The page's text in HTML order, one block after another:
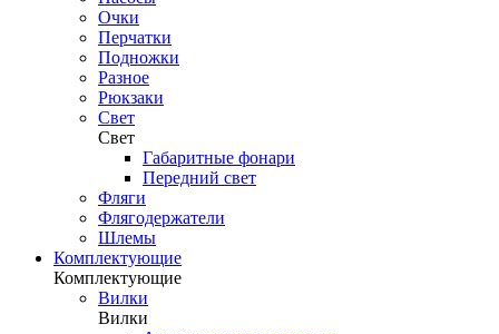
Очки
Перчатки
Подножки
Разное
Рюкзаки
Свет
Свет
Габаритные фонари
Передний свет
Фляги
Флягодержатели
Шлемы
Комплектующие
Комплектующие
Вилки
Вилки